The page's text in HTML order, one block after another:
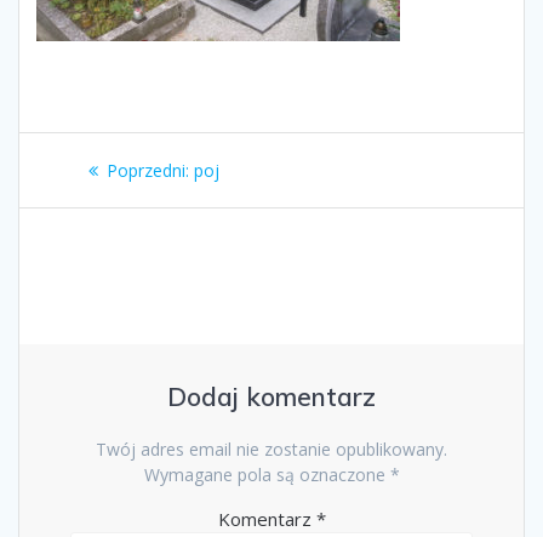
Nawigacja
wpisu
Poprzedni: Poprzedni
poj
Dodaj komentarz
Twój adres email nie zostanie opublikowany.
Wymagane pola są oznaczone *
Komentarz *